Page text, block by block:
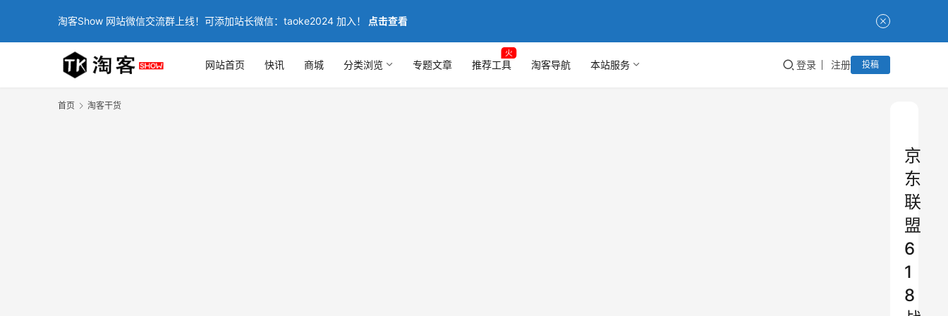
淘客Show 网站微信交流群上线！可添加站长微信：taoke2024 加入！ 点击查看
网站首页 快讯 商城 分类浏览 专题文章 推荐工具
火
淘客导航 本站服务 登录 注册 投稿
首页 淘客干货
京
东
联
盟
6
1
8